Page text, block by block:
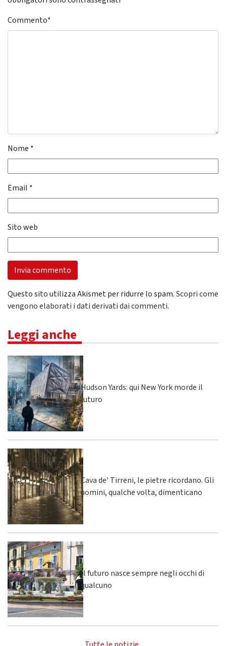
Commento*
Nome *
Email *
Sito web
Questo sito utilizza Akismet per ridurre lo spam.Scopri come
vengono elaborati i dati derivati dai commenti.
Leggi anche
Hudson Yards: qui New York morde il
futuro
Cava de' Tirreni, le pietre ricordano. Gli
uomini, qualche volta, dimenticano
Il futuro nasce sempre negli occhi di
qualcuno